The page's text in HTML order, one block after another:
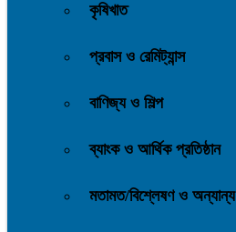
কৃষিখাত
প্রবাস ও রেমিট্যান্স
বাণিজ্য ও শিল্প
ব্যাংক ও আর্থিক প্রতিষ্ঠান
মতামত/বিশ্লেষণ ও অন্যান্য